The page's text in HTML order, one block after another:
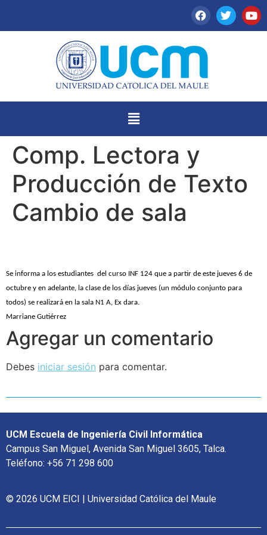
Comp. Lectora y
Producción de Texto
Cambio de sala
Se informa a los estudiantes del curso INF 124 que a partir de este jueves 6 de
octubre y en adelante, la clase de los días jueves (un módulo conjunto para
todos) se realizará en la sala N1 A, Ex dara.
Marriane Gutiérrez
Agregar un comentario
Debes iniciar sesión para comentar.
UCM Escuela de Ingeniería Civil Informática
Campus San Miguel, Avenida San Miguel 3605, Talca.
Teléfono: +56 71 298 600
© 2026 UCM EICI | Universidad Católica del Maule